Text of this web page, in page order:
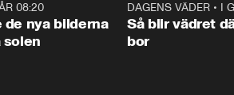
08:20
de nya bilderna
solen
DAGENS VÄDER • I
Så blir vädret
bor